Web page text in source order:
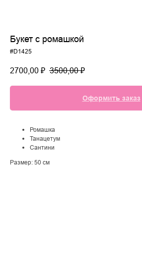
Букет с ромашкой
#D1425
2700,00 ₽ 3500,00 ₽
Оформить заказ
Ромашка
Танацетум
Сантини
Размер: 50 см